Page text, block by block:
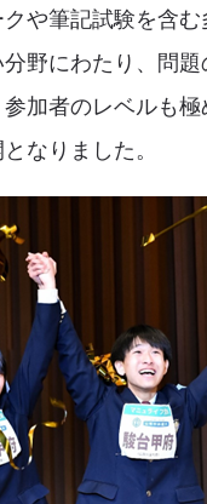
や筆記試験を含
野にわたり、問
加者のレベルも
なりました。